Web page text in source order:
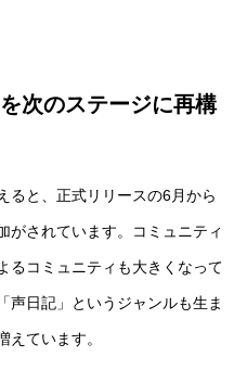
次のステージに再構
ると、正式リリースの6月から
がされています。コミュニティ
るコミュニティも大きくなって
声日記」というジャンルも生ま
えています。